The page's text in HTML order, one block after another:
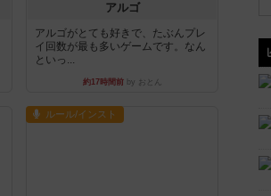
アルゴ
アルゴがとても好きで、たぶんプレ
イ回数が最も多いゲームです。なん
といっ...
約17時間前by おとん
ルール/インスト